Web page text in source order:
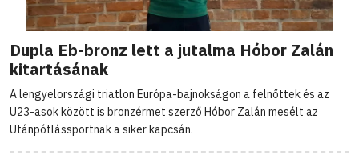
Dupla Eb-bronz lett a jutalma Hóbor Zalán
kitartásának
A lengyelországi triatlon Európa-bajnokságon a felnőttek és az
U23-asok között is bronzérmet szerző Hóbor Zalán mesélt az
Utánpótlássportnak a siker kapcsán.